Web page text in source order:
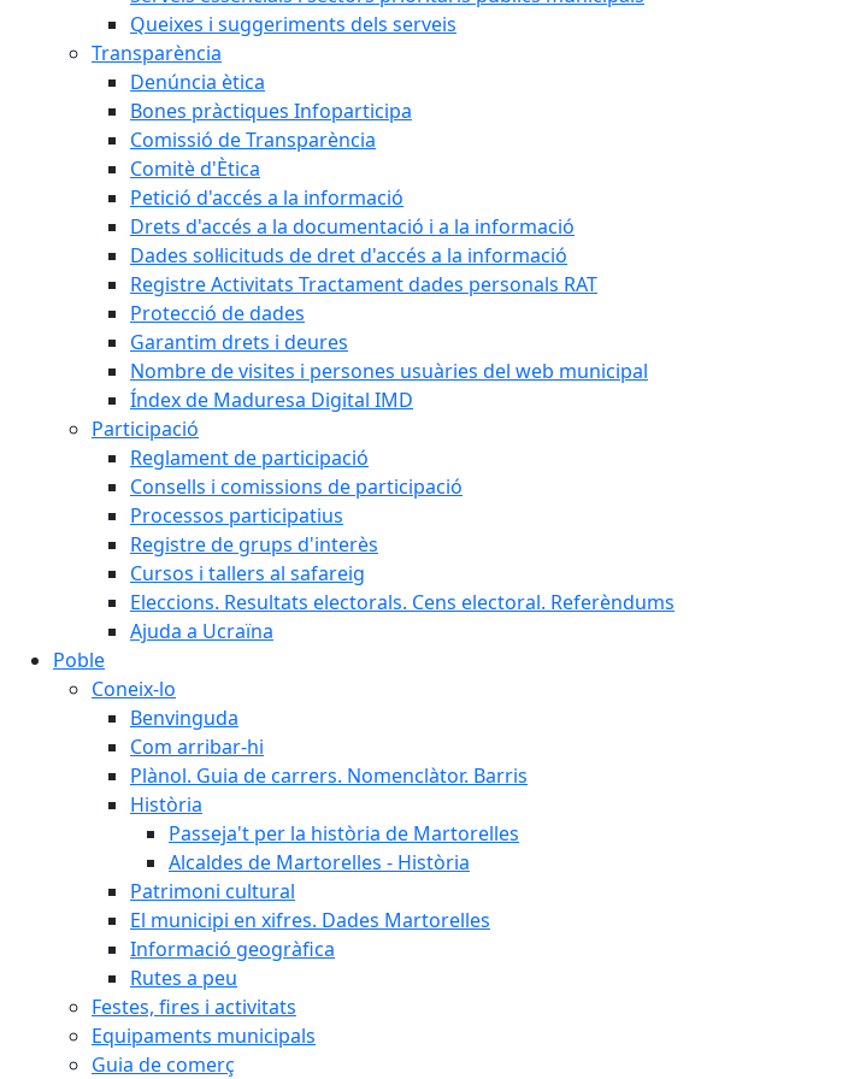
Queixes i suggeriments dels serveis
Transparència
Denúncia ètica
Bones pràctiques Infoparticipa
Comissió de Transparència
Comitè d'Ètica
Petició d'accés a la informació
Drets d'accés a la documentació i a la informació
Dades sol·licituds de dret d'accés a la informació
Registre Activitats Tractament dades personals RAT
Protecció de dades
Garantim drets i deures
Nombre de visites i persones usuàries del web municipal
Índex de Maduresa Digital IMD
Participació
Reglament de participació
Consells i comissions de participació
Processos participatius
Registre de grups d'interès
Cursos i tallers al safareig
Eleccions. Resultats electorals. Cens electoral. Referèndums
Ajuda a Ucraïna
Poble
Coneix-lo
Benvinguda
Com arribar-hi
Plànol. Guia de carrers. Nomenclàtor. Barris
Història
Passeja't per la història de Martorelles
Alcaldes de Martorelles - Història
Patrimoni cultural
El municipi en xifres. Dades Martorelles
Informació geogràfica
Rutes a peu
Festes, fires i activitats
Equipaments municipals
Guia de comerç